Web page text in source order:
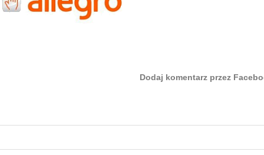
Dodaj komentarz przez